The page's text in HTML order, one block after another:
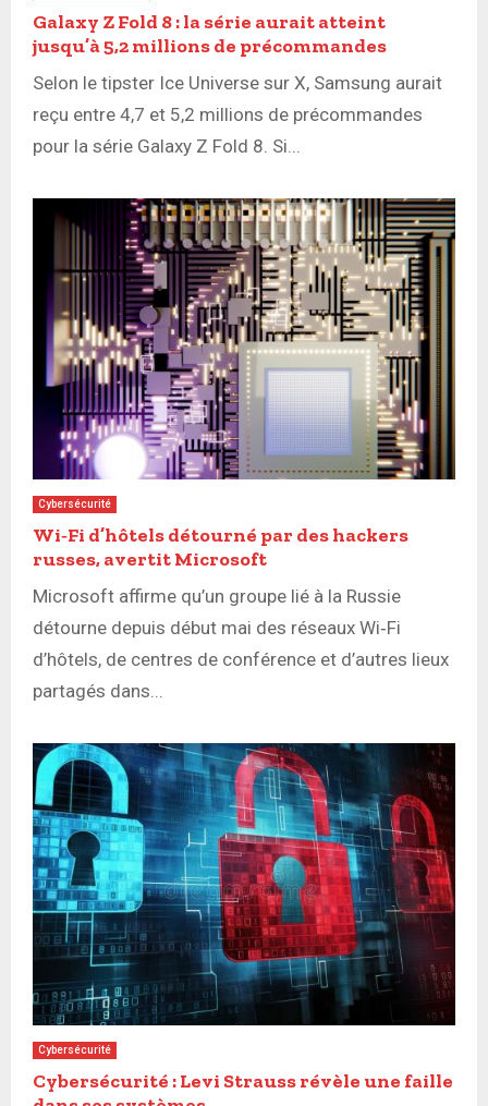
Galaxy Z Fold 8 : la série aurait atteint
jusqu’à 5,2 millions de précommandes
Selon le tipster Ice Universe sur X, Samsung aurait
reçu entre 4,7 et 5,2 millions de précommandes
pour la série Galaxy Z Fold 8. Si...
Cybersécurité
Wi‑Fi d’hôtels détourné par des hackers
russes, avertit Microsoft
Microsoft affirme qu’un groupe lié à la Russie
détourne depuis début mai des réseaux Wi‑Fi
d’hôtels, de centres de conférence et d’autres lieux
partagés dans...
Cybersécurité
Cybersécurité : Levi Strauss révèle une faille